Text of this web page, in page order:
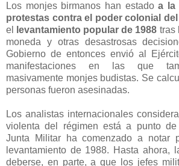
Los monjes birmanos han estadoa la
protestas contra el poder colonial
el
levantamiento popular de 1988 tras
moneda y otras desastrosas
Gobierno de entonces envió al
manifestaciones en las que
masivamente monjes budistas. Se
personas fueron asesinadas.
Los analistas internacionales
violenta del régimen está a punto
Junta Militar ha comenzado a notar
levantamiento de 1988. Hasta ahora,
deberse, en parte, a que los jefes